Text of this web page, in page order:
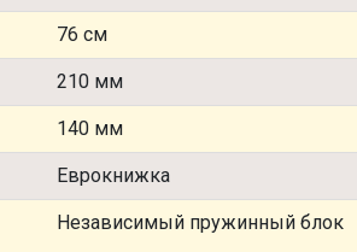
76 см
210 мм
140 мм
Еврокнижка
Независимый пружинный блок